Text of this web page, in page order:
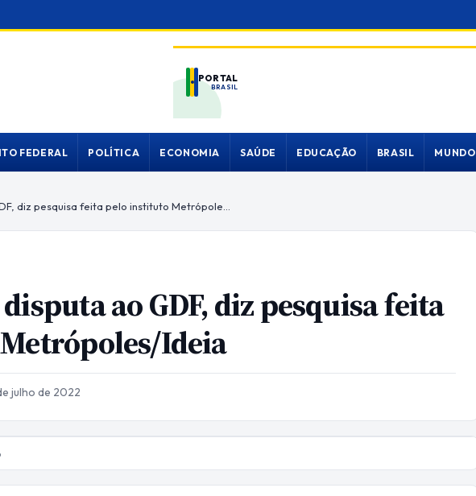
PORTAL
BRASIL
FEDERAL POLÍTICA ECONOMIA SAÚDE EDUCAÇÃO BRASIL MUNDO
ao GDF, diz pesquisa feita
Ideia
julho de 2022